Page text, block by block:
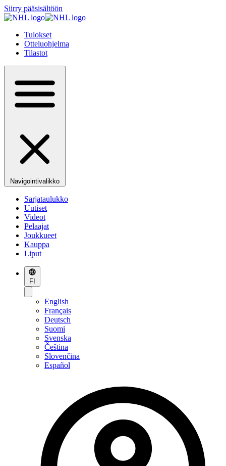
Siirry pääsisältöön
Tulokset
Otteluohjelma
Tilastot
Navigointivalikko
Sarjataulukko
Uutiset
Videot
Pelaajat
Joukkueet
Kauppa
Liput
FI
English
Français
Deutsch
Suomi
Svenska
Čeština
Slovenčina
Español